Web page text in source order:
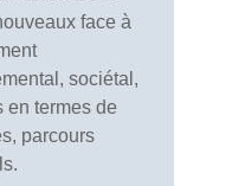
face à
sociétal,
en termes de
parcours